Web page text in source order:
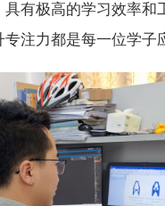
有极高的学习效率
注力都是每一位学子